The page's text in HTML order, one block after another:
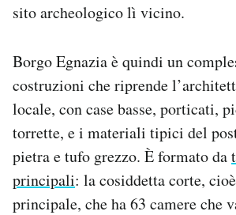
sito archeologico lì vicino.
Borgo Egnazia è quindi un
costruzioni che riprende
locale, con case basse, porticati,
torrette, e i materiali tipici del
pietra e tufo grezzo. È formato da
principali: la cosiddetta corte,
principale, che ha 63 camere che